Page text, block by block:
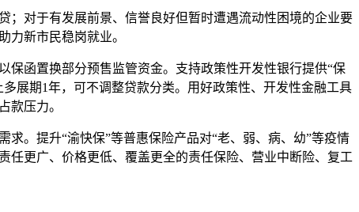
对于有发展前景、信誉良好但暂时遭遇流动性困境的企业要
力新市民稳岗就业。
函置换部分预售监管资金。支持政策性开发性银行提供“保
展期1年，可不调整贷款分类。用好政策性、开发性金融工具
款压力。
。提升“渝快保”等普惠保险产品对“老、弱、病、幼”等疫情
任更广、价格更低、覆盖更全的责任保险、营业中断险、复工